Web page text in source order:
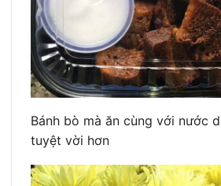
Bánh bò mà ăn cùng với nước
tuyệt vời hơn